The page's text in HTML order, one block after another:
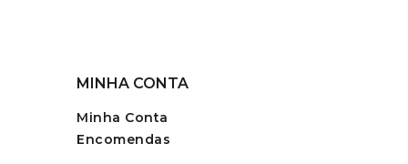
MINHA CONTA
Minha Conta
Encomendas